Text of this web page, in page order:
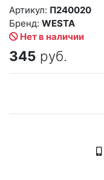
Нет в наличии
Бренд: WESTA
Артикул: П240020
345 руб.